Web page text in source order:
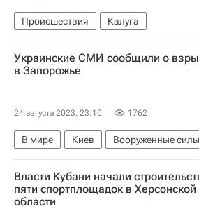
Происшествия
Калуга
Следственный комитет России (СК РФ)
Toyota Corolla
Россия
Украинские СМИ сообщили о
в Запорожье
24 августа 2023, 23:10 1762
В мире Киев
Вооруженные
Запорожье
Запорожская область
Власти Кубани начали
пяти спортплощадок в Херсонской
области